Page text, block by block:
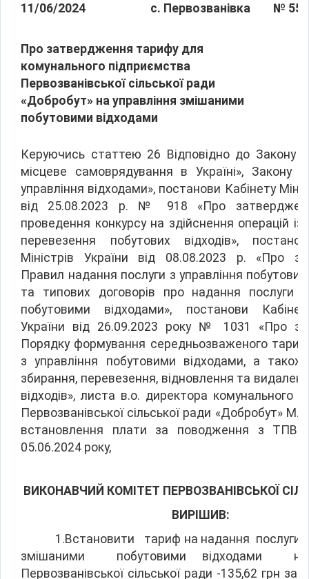
11/06/2024 с. Первозванівка № 55
Про затвердження тарифу для
комунального підприємства
Первозванівської сільської ради
«Добробут» на управління змішаними
побутовими відходами
Керуючись статтею 26 Відповідно до Закону
місцеве самоврядування в Україні», Закону
управління відходами», постанови Кабінету
від 25.08.2023 р. № 918 «Про
проведення конкурсу на здійснення операцій
перевезення побутових відходів»,
Міністрів України від 08.08.2023 р. «Про
Правил надання послуги з управління
та типових договорів про надання послуги з
побутовими відходами», постанови
України від 26.09.2023 року № 1031 «Про
Порядку формування середньозваженого
з управління побутовими відходами, а
збирання, перевезення, відновлення та
відходів», листа в.о. директора комунального
Первозванівської сільської ради «Добробут»
встановлення плати за поводження з
05.06.2024 року,
ВИКОНАВЧИЙ КОМІТЕТ ПЕРВОЗВАНІВСЬКОЇ
ВИРІШИВ:
1.Встановити тариф на надання послуги з
змішаними побутовими відходами на
Первозванівської сільської ради -135,62 грн